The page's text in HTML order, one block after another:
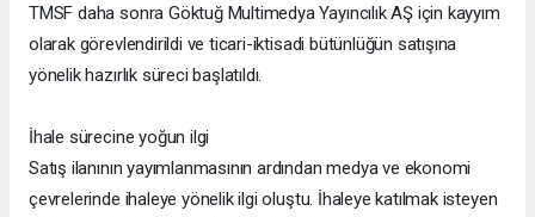
TMSF daha sonra Göktuğ Multimedya Yayıncılık AŞ için kayyım
olarak görevlendirildi ve ticari-iktisadi bütünlüğün satışına
yönelik hazırlık süreci başlatıldı.
İhale sürecine yoğun ilgi
Satış ilanının yayımlanmasının ardından medya ve ekonomi
çevrelerinde ihaleye yönelik ilgi oluştu. İhaleye katılmak isteyen